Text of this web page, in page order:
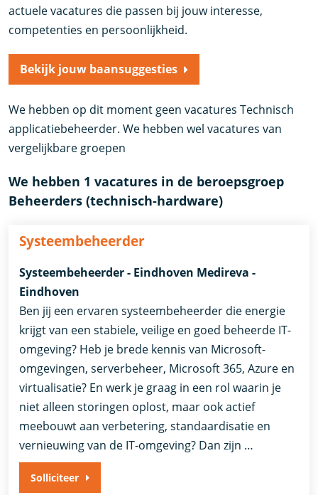
actuele vacatures die passen bij jouw interesse,
competenties en persoonlijkheid.
Bekijk jouw baansuggesties
We hebben op dit moment geen vacatures Technisch
applicatiebeheerder. We hebben wel vacatures van
vergelijkbare groepen
We hebben 1 vacatures in de beroepsgroep
Beheerders (technisch-hardware)
Systeembeheerder
Systeembeheerder - Eindhoven Medireva -
Eindhoven
Ben jij een ervaren systeembeheerder die energie
krijgt van een stabiele, veilige en goed beheerde IT-
omgeving? Heb je brede kennis van Microsoft-
omgevingen, serverbeheer, Microsoft 365, Azure en
virtualisatie? En werk je graag in een rol waarin je
niet alleen storingen oplost, maar ook actief
meebouwt aan verbetering, standaardisatie en
vernieuwing van de IT-omgeving? Dan zijn …
Solliciteer